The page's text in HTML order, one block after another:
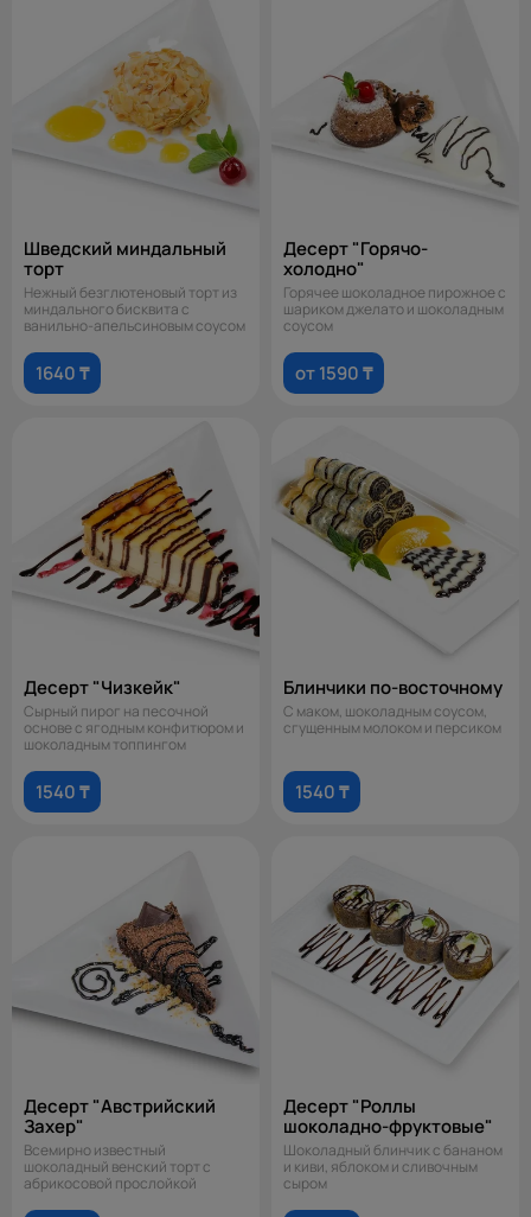
Шведский миндальный
торт
Нежный безглютеновый торт из
миндального бисквита с
ванильно-апельсиновым соусом
1640 ₸
Десерт "Горячо-
холодно"
Горячее шоколадное пирожное с
шариком джелато и шоколадным
соусом
от 1590 ₸
Десерт "Чизкейк"
Сырный пирог на песочной
основе с ягодным конфитюром и
шоколадным топпингом
1540 ₸
Блинчики по-восточному
С маком, шоколадным соусом,
сгущенным молоком и персиком
1540 ₸
Десерт "Австрийский
Захер"
Всемирно известный
шоколадный венский торт с
абрикосовой прослойкой
Десерт "Роллы
шоколадно-фруктовые"
Шоколадный блинчик с бананом
и киви, яблоком и сливочным
сыром